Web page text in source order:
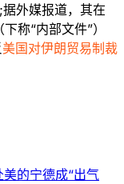
外媒报道，其在
称“内部文件”）
美国对伊朗贸易制裁
的宁德成“出气